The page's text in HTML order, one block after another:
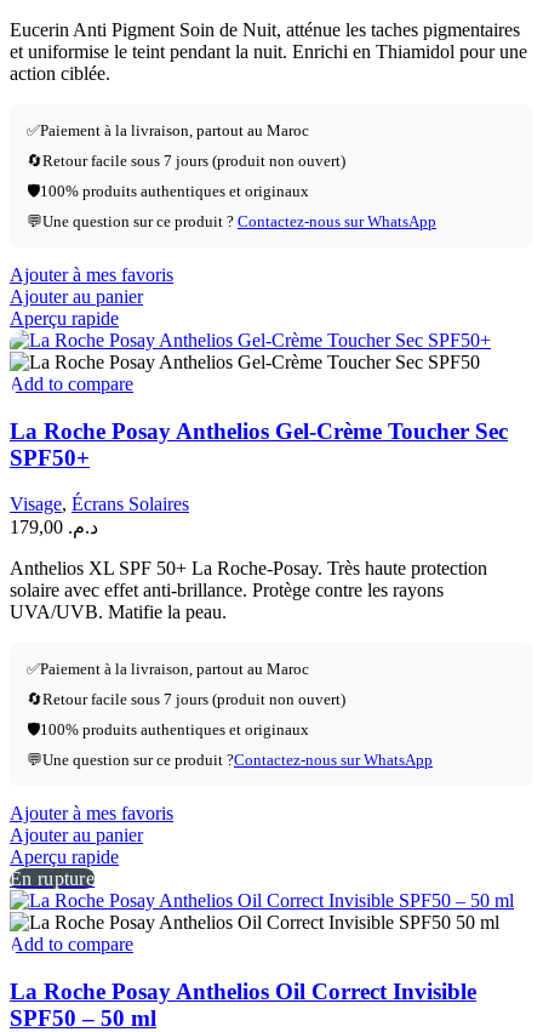
Eucerin Anti Pigment Soin de Nuit, atténue les taches pigmentaires
et uniformise le teint pendant la nuit. Enrichi en Thiamidol pour une
action ciblée.
✅Paiement à la livraison, partout au Maroc
🔄Retour facile sous 7 jours (produit non ouvert)
🛡️100% produits authentiques et originaux
💬Une question sur ce produit ? Contactez-nous sur WhatsApp
Ajouter à mes favoris
Ajouter au panier
Aperçu rapide
Add to compare
La Roche Posay Anthelios Gel-Crème Toucher Sec
SPF50+
Visage, Écrans Solaires
د.م.
Anthelios XL SPF 50+ La Roche-Posay. Très haute protection
solaire avec effet anti-brillance. Protège contre les rayons
UVA/UVB. Matifie la peau.
✅Paiement à la livraison, partout au Maroc
🔄Retour facile sous 7 jours (produit non ouvert)
🛡️100% produits authentiques et originaux
💬Une question sur ce produit ?Contactez-nous sur WhatsApp
Ajouter à mes favoris
Ajouter au panier
Aperçu rapide
En rupture
Add to compare
La Roche Posay Anthelios Oil Correct Invisible
SPF50 – 50 ml